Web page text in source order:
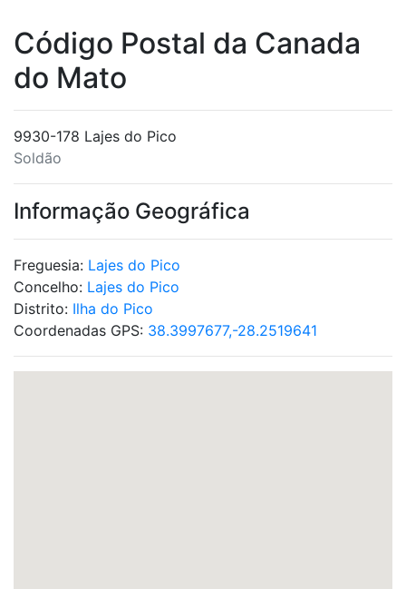
Código Postal da Canada
do Mato
9930-178 Lajes do Pico
Soldão
Informação Geográfica
Freguesia: Lajes do Pico
Concelho: Lajes do Pico
Distrito: Ilha do Pico
Coordenadas GPS: 38.3997677,-28.2519641